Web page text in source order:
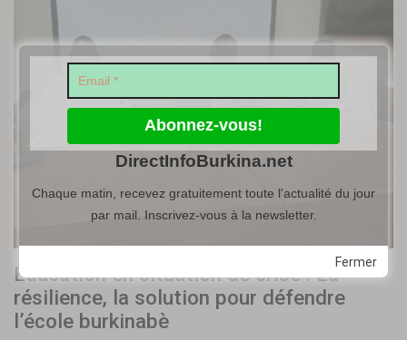
Éducation en situation de crise : La
résilience, la solution pour défendre
l’école burkinabè
Fermer
DirectInfoBurkina.net
Chaque matin, recevez gratuitement toute l'actualité du jour
par mail. Inscrivez-vous à la newsletter.